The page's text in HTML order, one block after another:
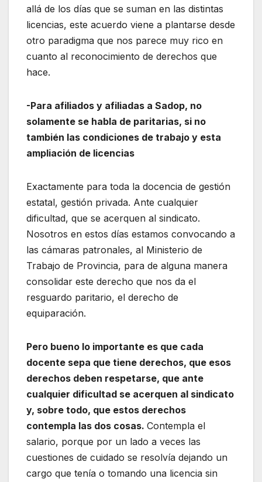
allá de los días que se suman en las distintas
licencias, este acuerdo viene a plantarse desde
otro paradigma que nos parece muy rico en
cuanto al reconocimiento de derechos que
hace.
-Para afiliados y afiliadas a Sadop, no
solamente se habla de paritarias, si no
también las condiciones de trabajo y esta
ampliación de licencias
Exactamente para toda la docencia de gestión
estatal, gestión privada. Ante cualquier
dificultad, que se acerquen al sindicato.
Nosotros en estos días estamos convocando a
las cámaras patronales, al Ministerio de
Trabajo de Provincia, para de alguna manera
consolidar este derecho que nos da el
resguardo paritario, el derecho de
equiparación.
Pero bueno lo importante es que cada
docente sepa que tiene derechos, que esos
derechos deben respetarse, que ante
cualquier dificultad se acerquen al sindicato
y, sobre todo, que estos derechos
contempla las dos cosas. Contempla el
salario, porque por un lado a veces las
cuestiones de cuidado se resolvía dejando un
cargo que tenía o tomando una licencia sin